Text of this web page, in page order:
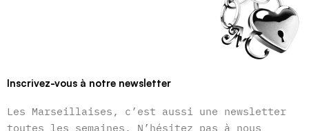
Inscrivez-vous à notre newsletter
Les Marseillaises, c’est aussi une newsletter
toutes les semaines. N’hésitez pas à nous